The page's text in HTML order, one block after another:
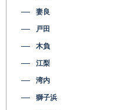
妻良
戸田
木負
江梨
湾内
獅子浜